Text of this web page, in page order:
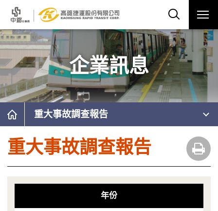
企業訊息
重大事故調查報告
重大事故調查報告
年份